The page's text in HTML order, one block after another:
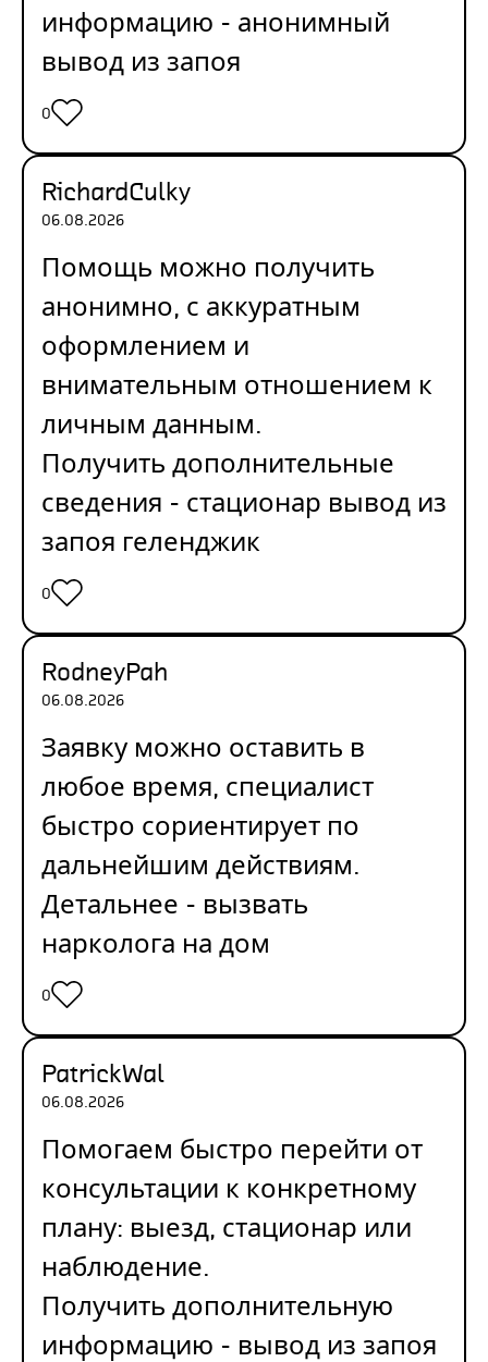
информацию - анонимный
вывод из запоя
0
RichardCulky
06.08.2026
Помощь можно получить
анонимно, с аккуратным
оформлением и
внимательным отношением к
личным данным.
Получить дополнительные
сведения - стационар вывод из
запоя геленджик
0
RodneyPah
06.08.2026
Заявку можно оставить в
любое время, специалист
быстро сориентирует по
дальнейшим действиям.
Детальнее - вызвать
нарколога на дом
0
PatrickWal
06.08.2026
Помогаем быстро перейти от
консультации к конкретному
плану: выезд, стационар или
наблюдение.
Получить дополнительную
информацию - вывод из запоя